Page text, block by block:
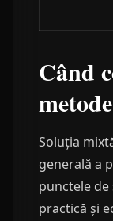
Când
Soluția
generală a
punctele
practică și